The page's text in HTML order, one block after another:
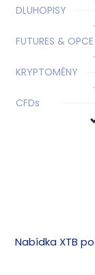
DLUHOPISY
FUTURES & OPCE
KRYPTOMĚNY
CFDs
Nabídka XTB